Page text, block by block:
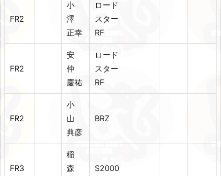
FR2
小
澤
正幸
ロード
スター
RF
FR2
安
仲
慶祐
ロード
スター
RF
FR2
小
山
典彦
BRZ
FR3
稲
森
S2000